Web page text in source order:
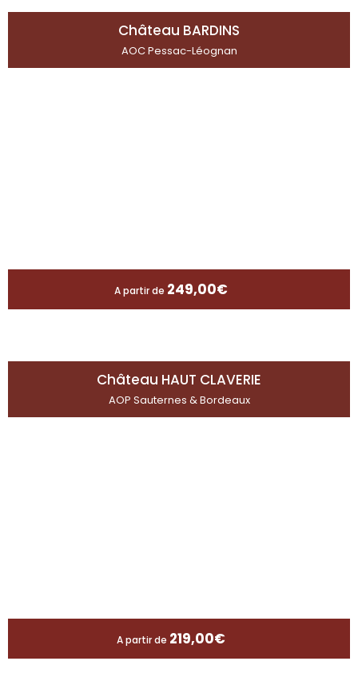
Château BARDINS
AOC Pessac-Léognan
A partir de 249,00€
Château HAUT CLAVERIE
AOP Sauternes & Bordeaux
A partir de 219,00€